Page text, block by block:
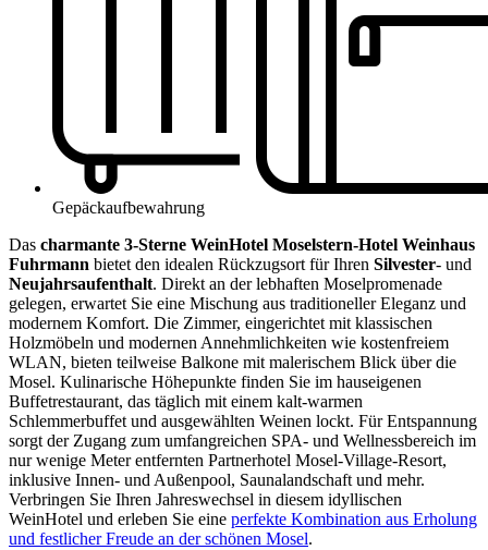
Gepäckaufbewahrung
Das charmante 3-Sterne WeinHotel Moselstern-Hotel Weinhaus
Fuhrmann bietet den idealen Rückzugsort für Ihren Silvester- und
Neujahrsaufenthalt. Direkt an der lebhaften Moselpromenade
gelegen, erwartet Sie eine Mischung aus traditioneller Eleganz und
modernem Komfort. Die Zimmer, eingerichtet mit klassischen
Holzmöbeln und modernen Annehmlichkeiten wie kostenfreiem
WLAN, bieten teilweise Balkone mit malerischem Blick über die
Mosel. Kulinarische Höhepunkte finden Sie im hauseigenen
Buffetrestaurant, das täglich mit einem kalt-warmen
Schlemmerbuffet und ausgewählten Weinen lockt. Für Entspannung
sorgt der Zugang zum umfangreichen SPA- und Wellnessbereich im
nur wenige Meter entfernten Partnerhotel Mosel-Village-Resort,
inklusive Innen- und Außenpool, Saunalandschaft und mehr.
Verbringen Sie Ihren Jahreswechsel in diesem idyllischen
WeinHotel und erleben Sie eine perfekte Kombination aus Erholung
und festlicher Freude an der schönen Mosel.